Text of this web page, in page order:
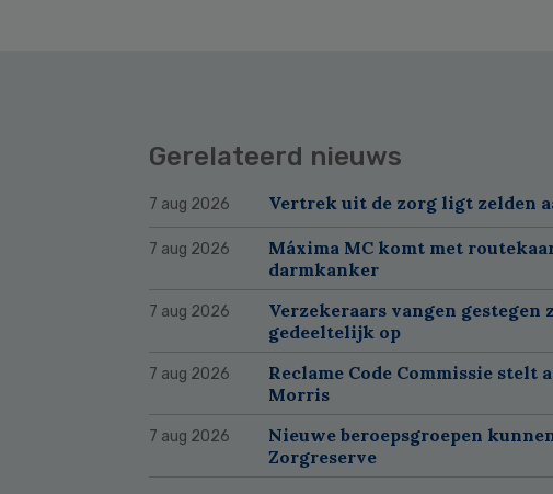
Gerelateerd nieuws
7 aug 2026 Vertrek uit de zorg ligt zelden
7 aug 2026
Máxima MC komt met
darmkanker
7 aug 2026
Verzekeraars vangen gestegen
gedeeltelijk op
7 aug 2026
Reclame Code Commissie
Morris
7 aug 2026
Nieuwe beroepsgroepen
Zorgreserve